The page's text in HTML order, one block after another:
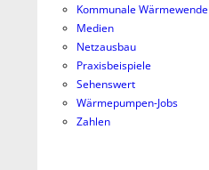
Kommunale Wärmewende
Medien
Netzausbau
Praxisbeispiele
Sehenswert
Wärmepumpen-Jobs
Zahlen